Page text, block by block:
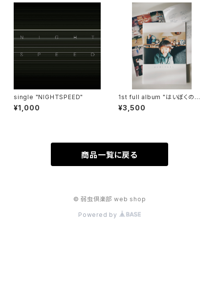
single "NIGHTSPEED"
¥1,000
1st full album "はいぼくのれ
きし" ZINE (音源ダウンロード
QRコード付)
¥3,500
商品一覧に戻る
© 弱虫倶楽部 web shop
Powered by